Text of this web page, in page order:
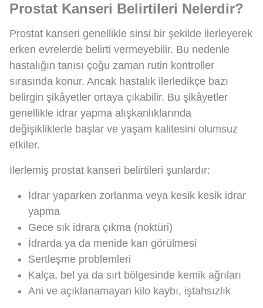
Prostat Kanseri Belirtileri Nelerdir?
Prostat kanseri genellikle sinsi bir şekilde ilerleyerek
erken evrelerde belirti vermeyebilir. Bu nedenle
hastalığın tanısı çoğu zaman rutin kontroller
sırasında konur. Ancak hastalık ilerledikçe bazı
belirgin şikâyetler ortaya çıkabilir. Bu şikâyetler
genellikle idrar yapma alışkanlıklarında
değişikliklerle başlar ve yaşam kalitesini olumsuz
etkiler.
İlerlemiş prostat kanseri belirtileri şunlardır:
İdrar yaparken zorlanma veya kesik kesik idrar
yapma
Gece sık idrara çıkma (noktüri)
İdrarda ya da menide kan görülmesi
Sertleşme problemleri
Kalça, bel ya da sırt bölgesinde kemik ağrıları
Ani ve açıklanamayan kilo kaybı, iştahsızlık